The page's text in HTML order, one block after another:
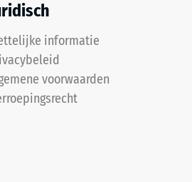
informatie
voorwaarden